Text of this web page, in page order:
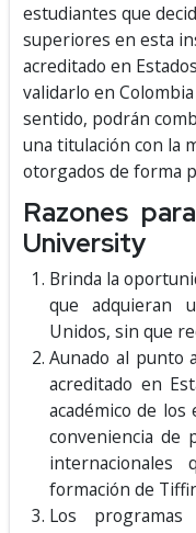
estudiantes que
superiores en esta
acreditado en
validarlo en
sentido, podrán
una titulación con la
otorgados de forma
Razones
University
Brinda la
que adquieran
Unidos, sin que
Aunado al punto
acreditado en
académico de
conveniencia de
formación de
Los